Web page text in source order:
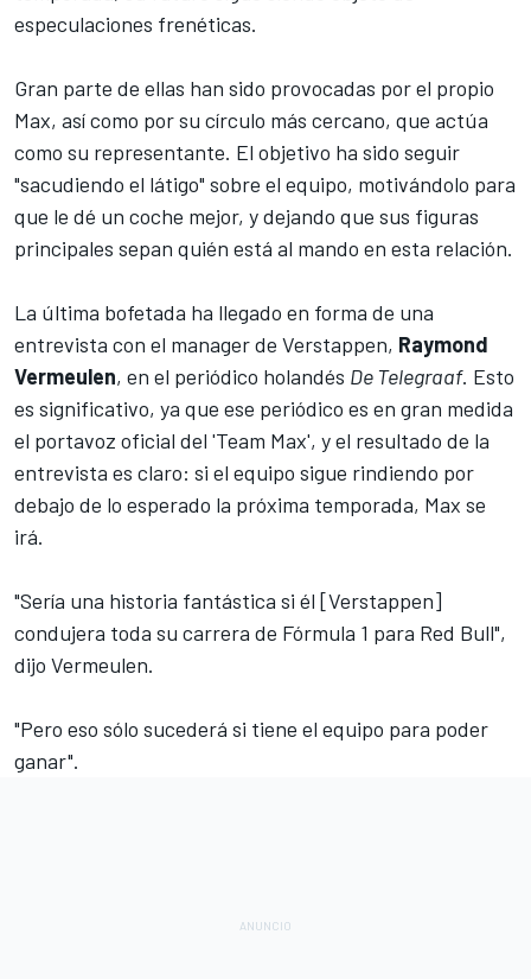
especulaciones frenéticas.
Gran parte de ellas han sido provocadas por el propio
Max, así como por su círculo más cercano, que actúa
como su representante. El objetivo ha sido seguir
"sacudiendo el látigo" sobre el equipo, motivándolo para
que le dé un coche mejor, y dejando que sus figuras
principales sepan quién está al mando en esta relación.
La última bofetada ha llegado en forma de una
entrevista con el manager de Verstappen, Raymond
Vermeulen, en el periódico holandés De Telegraaf. Esto
es significativo, ya que ese periódico es en gran medida
el portavoz oficial del 'Team Max', y el resultado de la
entrevista es claro: si el equipo sigue rindiendo por
debajo de lo esperado la próxima temporada, Max se
irá.
"Sería una historia fantástica si él [Verstappen]
condujera toda su carrera de Fórmula 1 para Red Bull",
dijo Vermeulen.
"Pero eso sólo sucederá si tiene el equipo para poder
ganar".